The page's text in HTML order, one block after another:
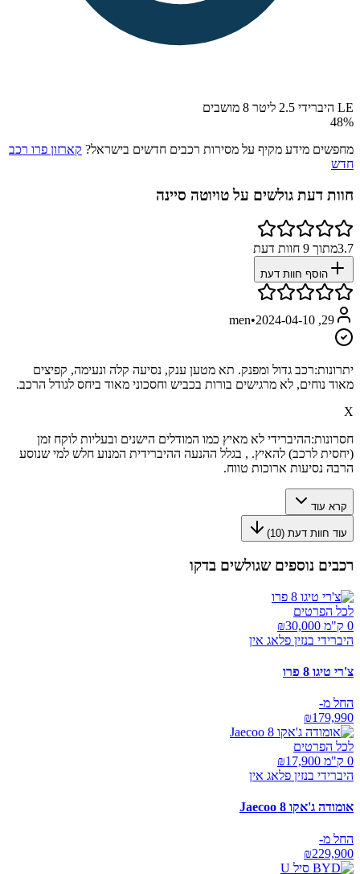
LE היברידי 2.5 ליטר 8 מושבים
48%
מחפשים מידע מקיף על מסירות רכבים חדשים בישראל? קארזון פרו רכב
חדש
חוות דעת גולשים עלטויוטה סיינה
3.7מתוך 9 חוות דעת
הוסף חוות דעת
29, men
•2024-04-10
יתרונות:רכב גדול ומפנק. תא מטען ענק, נסיעה קלה ונעימה, קפיצים
מאוד נוחים, לא מרגישים בורות בכביש וחסכוני מאוד ביחס לגודל הרכב.
X
חסרונות:ההיברידי לא מאיץ כמו המודלים הישנים ובעליות לוקח זמן
(יחסית לרכב) להאיץ. , בגלל ההנעה ההיברידית המנוע חלש למי שנוסע
הרבה נסיעות ארוכות טווח.
קרא עוד
עוד חוות דעת (10
)
רכבים נוספים שגולשים בדקו
לכל הפרטים
0 ק"מ ₪
30,000
היברידי בנזין פלאג אין
צ'רי טיגו 8 פרו
החל מ-
₪179,990
לכל הפרטים
0 ק"מ ₪
17,900
היברידי בנזין פלאג אין
אומודה ג'אקו Jaecoo 8
החל מ-
₪229,900